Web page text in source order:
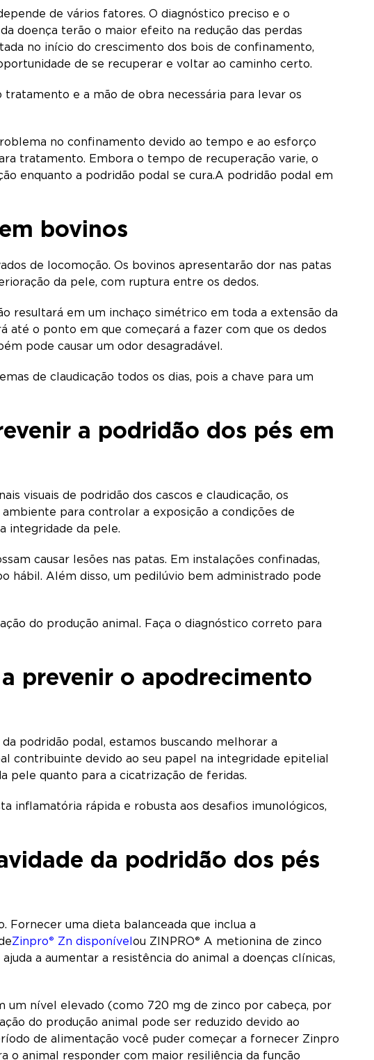
de vários fatores. O diagnóstico preciso e o
doença terão o maior efeito na redução das perdas
no início do crescimento dos bois de confinamento,
de se recuperar e voltar ao caminho certo.
e a mão de obra necessária para levar os
no confinamento devido ao tempo e ao esforço
tratamento. Embora o tempo de recuperação varie, o
enquanto a podridão podal se cura.A podridão podal em
bovinos
de locomoção. Os bovinos apresentarão dor nas patas
da pele, com ruptura entre os dedos.
resultará em um inchaço simétrico em toda a extensão da
até o ponto em que começará a fazer com que os dedos
pode causar um odor desagradável.
de claudicação todos os dias, pois a chave para um
a podridão dos pés em
visuais de podridão dos cascos e claudicação, os
para controlar a exposição a condições de
integridade da pele.
causar lesões nas patas. Em instalações confinadas,
hábil. Além disso, um pedilúvio bem administrado pode
do produção animal. Faça o diagnóstico correto para
prevenir o apodrecimento
podridão podal, estamos buscando melhorar a
contribuinte devido ao seu papel na integridade epitelial
pele quanto para a cicatrização de feridas.
inflamatória rápida e robusta aos desafios imunológicos,
da podridão dos pés
uma dieta balanceada que inclua a
Zinpro® Zn disponívelou ZINPRO® A metionina de zinco
a aumentar a resistência do animal a doenças clínicas,
um nível elevado (como 720 mg de zinco por cabeça, por
do produção animal pode ser reduzido devido ao
de alimentação você puder começar a fornecer Zinpro
o animal responder com maior resiliência da função